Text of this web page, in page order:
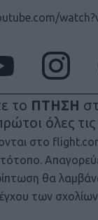
το ΠΤΗΣΗ
όλες τις
στο
θα
των